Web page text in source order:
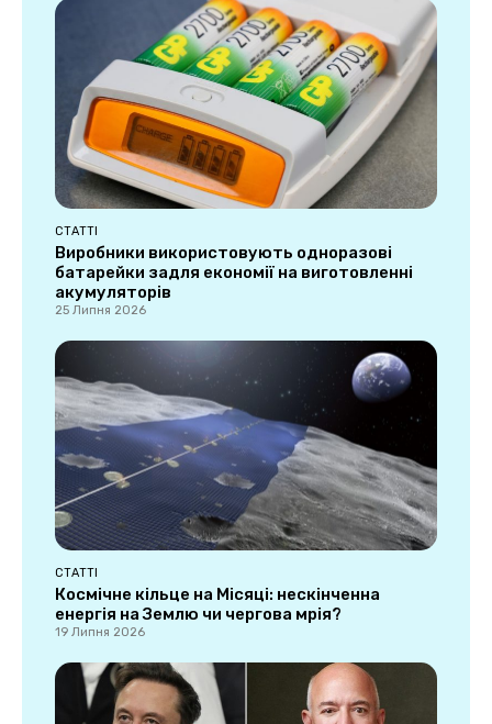
СТАТТІ
Виробники використовують одноразові
батарейки задля економії на виготовленні
акумуляторів
25 Липня 2026
СТАТТІ
Космічне кільце на Місяці: нескінченна
енергія на Землю чи чергова мрія?
19 Липня 2026